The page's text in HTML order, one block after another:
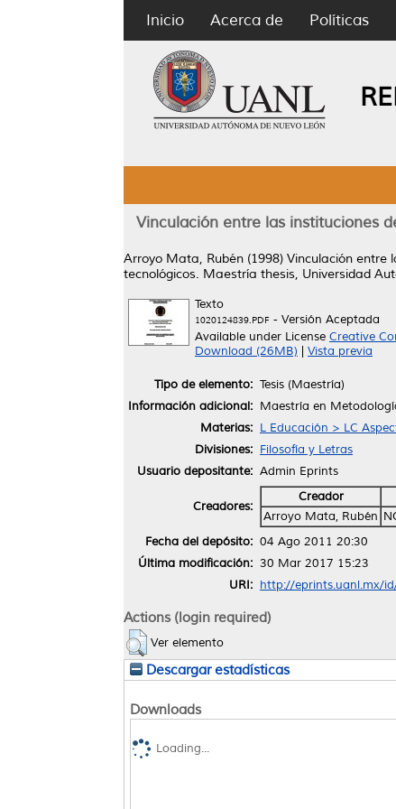
Inicio Acerca de Políticas
Vinculación entre las instituciones
Arroyo Mata, Rubén (1998) Vinculación entre
tecnológicos. Maestría thesis, Universidad
Texto
1020124839.PDF - Versión Aceptada
Available under License Creative
Download (26MB)
Vista previa
Tipo de elemento: Tesis (Maestría)
Información adicional: Maestría en
Materias: L Educación > LC
Divisiones: Filosofía y Letras
Usuario depositante: Admin Eprints
Creadores:
Creador
Arroyo Mata, Rubén
Fecha del depósito: 04 Ago 2011 20:30
Última modificación: 30 Mar 2017 15:23
URI: http://eprints.uanl.mx/
Actions (login required)
Ver elemento
Descargar estadísticas
Downloads
Loading...